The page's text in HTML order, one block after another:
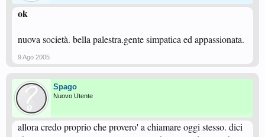
ok
nuova società. bella palestra.gente simpatica ed appassionata.
9 Ago 2005
Spago
Nuovo Utente
allora credo proprio che provero' a chiamare oggi stesso. dici